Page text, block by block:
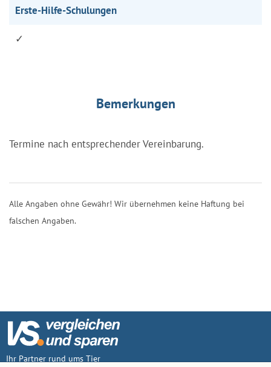
Erste-Hilfe-Schulungen
✓
Bemerkungen
Termine nach entsprechender Vereinbarung.
Alle Angaben ohne Gewähr! Wir übernehmen keine Haftung bei
falschen Angaben.
Ihr Partner rund ums Tier